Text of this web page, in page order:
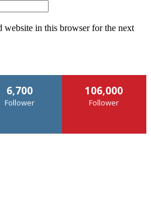
website in this browser for the next
6,700
Follower
106,000
Follower